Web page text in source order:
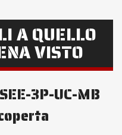
A QUELLO
VISTO
3P-UC-MB